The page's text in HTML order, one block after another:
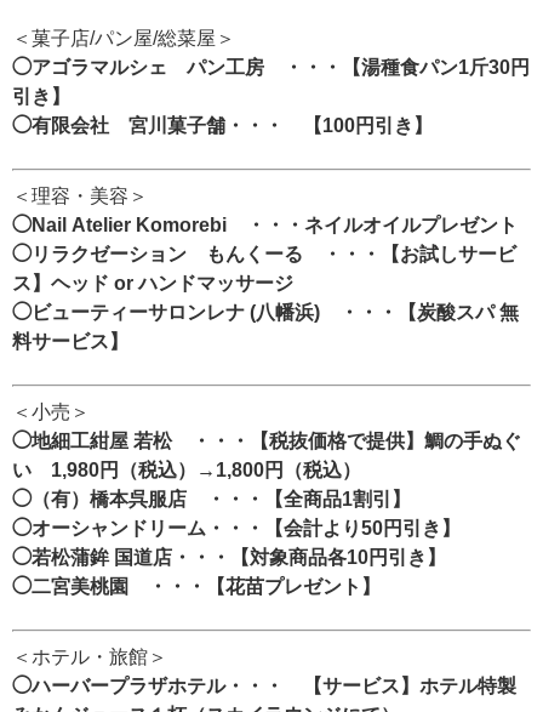
＜菓子店/パン屋/総菜屋＞
◯アゴラマルシェ パン工房 ・・・【湯種食パン1斤30円
引き】
◯有限会社 宮川菓子舗・・・ 【100円引き】
＜理容・美容＞
◯Nail Atelier Komorebi ・・・ネイルオイルプレゼント
◯リラクゼーション もんくーる ・・・【お試しサービ
ス】ヘッド or ハンドマッサージ
◯ビューティーサロンレナ (八幡浜) ・・・【炭酸スパ 無
料サービス】
＜小売＞
◯地細工紺屋 若松 ・・・【税抜価格で提供】鯛の手ぬぐ
い 1,980円（税込）→1,800円（税込）
◯（有）橋本呉服店 ・・・【全商品1割引】
◯オーシャンドリーム・・・【会計より50円引き】
◯若松蒲鉾 国道店・・・【対象商品各10円引き】
◯二宮美桃園 ・・・【花苗プレゼント】
＜ホテル・旅館＞
◯ハーバープラザホテル・・・ 【サービス】ホテル特製